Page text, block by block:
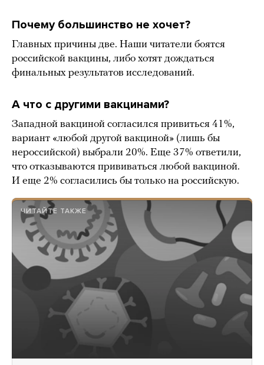
Почему большинство не хочет?
Главных причины две. Наши читатели боятся
российской вакцины, либо хотят дождаться
финальных результатов исследований.
А что с другими вакцинами?
Западной вакциной согласился привиться 41%,
вариант «любой другой вакциной» (лишь бы
нероссийской) выбрали 20%. Еще 37% ответили,
что отказываются прививаться любой вакциной.
И еще 2% согласились бы только на российскую.
ЧИТАЙТЕ ТАКЖЕ